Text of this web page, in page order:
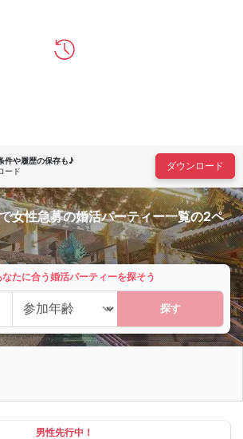
プ
件や履歴の保存も♪
ード
ダウンロード
女性急募の婚活パーティー一覧の2ペ
なたに合う婚活パーティーを探そう
探す
男性先行中！